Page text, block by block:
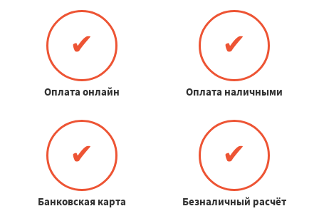
✔
Оплата онлайн
✔
Оплата наличными
✔
Банковская карта
✔
Безналичный расчёт